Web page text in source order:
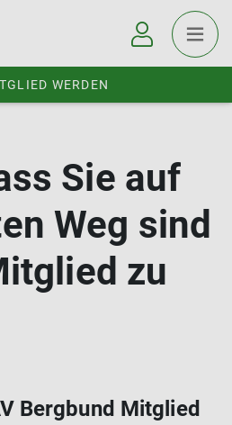
WERDEN
Sie auf
Weg sind
zu
Bergbund Mitglied